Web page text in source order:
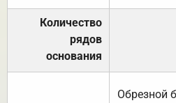
Количество
рядов
основания
Обрезной